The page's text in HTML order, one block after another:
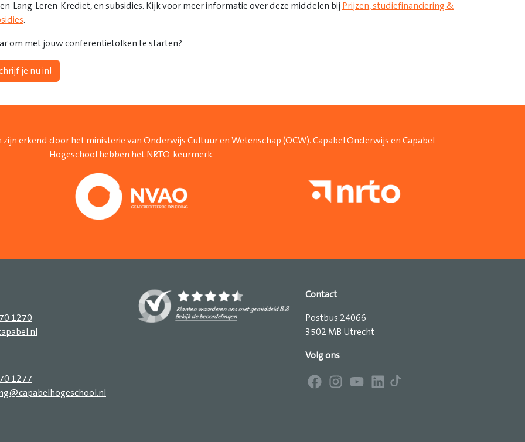
Lang-Leren-Krediet, en subsidies. Kijk voor meer informatie over deze middelen bij Prijzen, studiefinanciering &
.
om met jouw conferentietolken te starten?
je nu in!
erkend door het ministerie van Onderwijs Cultuur en Wetenschap (OCW). Capabel Onderwijs en Capabel
Hogeschool hebben het NRTO-keurmerk.
1270
1277
Contact
Postbus 24066
3502 MB Utrecht
Volg ons